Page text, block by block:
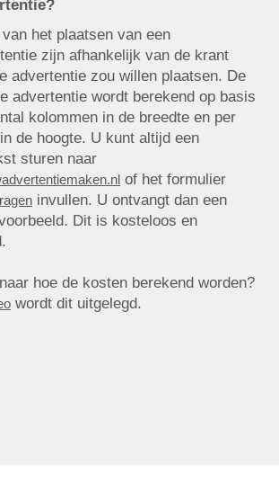
het plaatsen van een
zijn afhankelijk van de krant
advertentie zou willen plaatsen. De
advertentie wordt berekend op basis
kolommen in de breedte en per
de hoogte. U kunt altijd een
sturen naar
of het formulier
invullen. U ontvangt dan een
Dit is kosteloos en
hoe de kosten berekend worden?
wordt dit uitgelegd.